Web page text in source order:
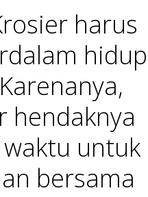
harus
hidup
hendaknya
untuk
bersama